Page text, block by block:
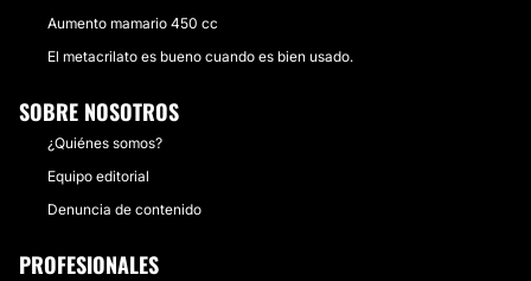
Aumento mamario 450 cc
El metacrilato es bueno cuando es bien usado.
SOBRE NOSOTROS
¿Quiénes somos?
Equipo editorial
Denuncia de contenido
PROFESIONALES